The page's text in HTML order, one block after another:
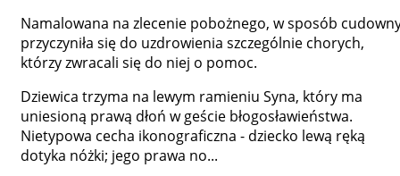
Namalowana na zlecenie pobożnego, w sposób
przyczyniła się do uzdrowienia szczególnie chorych,
którzy zwracali się do niej o pomoc.
Dziewica trzyma na lewym ramieniu Syna, który ma
uniesioną prawą dłoń w geście błogosławieństwa.
Nietypowa cecha ikonograficzna - dziecko lewą ręką
dotyka nóżki; jego prawa no...